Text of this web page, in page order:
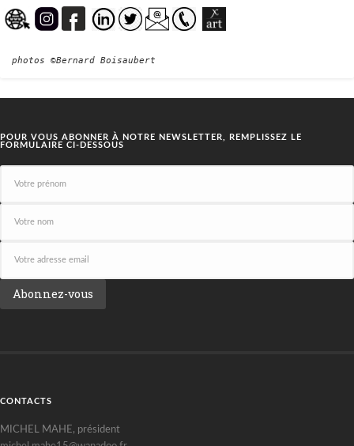
photos ©Bernard Boisaubert
POUR VOUS ABONNER À NOTRE NEWSLETTER, REMPLISSEZ LE
FORMULAIRE CI-DESSOUS
CONTACTS
MICHEL MAHE, président